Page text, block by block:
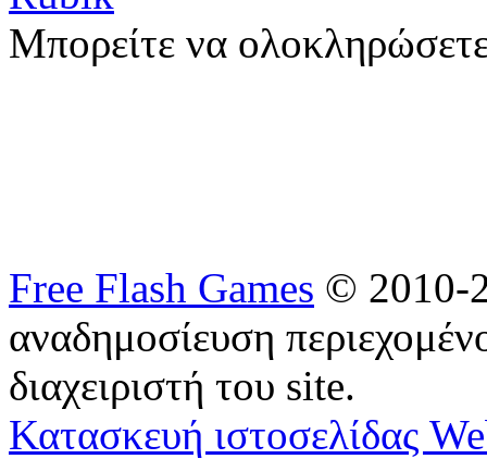
Μπορείτε να
Free Flash Games © 2010-
αναδημοσίευση
διαχειριστή του site.
Κατασκευή ιστοσελίδας